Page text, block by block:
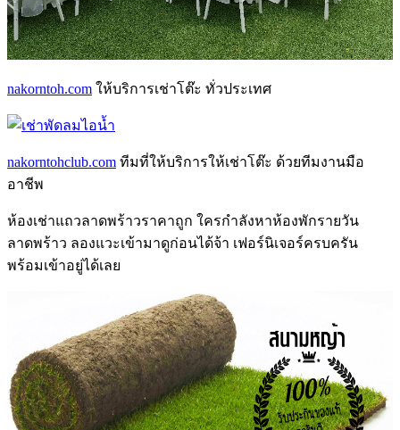
nakorntoh.com ให้บริการเช่าโต๊ะ ทั่วประเทศ
nakorntohclub.com ทีมที่ให้บริการให้เช่าโต๊ะ ด้วยทีมงานมือ
อาชีพ
ห้องเช่าแถวลาดพร้าวราคาถูก ใครกำลังหาห้องพักรายวัน
ลาดพร้าว ลองแวะเข้ามาดูก่อนได้จ้า เฟอร์นิเจอร์ครบครัน
พร้อมเข้าอยู่ได้เลย